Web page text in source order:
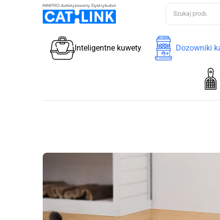
Inteligentne kuwety Dozowniki